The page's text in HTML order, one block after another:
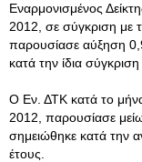
Εναρμονισμένoς
2012, σε σύγκριση με
παρουσίασε αύξηση
κατά την ίδια
Ο Εν. ΔΤΚ κατά το
2012, παρουσίασε
σημειώθηκε κατά την
έτους.